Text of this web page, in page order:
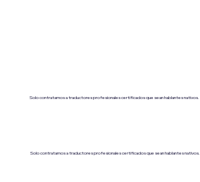
Solo contratamos a traductores profesionales certificados que sean hablantes nativos.
Solo contratamos a traductores profesionales certificados que sean hablantes nativos.